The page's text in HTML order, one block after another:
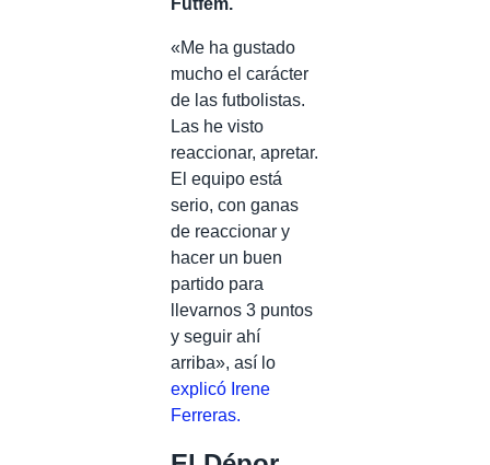
Futfem.
«Me ha gustado
mucho el carácter
de las futbolistas.
Las he visto
reaccionar, apretar.
El equipo está
serio, con ganas
de reaccionar y
hacer un buen
partido para
llevarnos 3 puntos
y seguir ahí
arriba», así lo
explicó Irene
Ferreras.